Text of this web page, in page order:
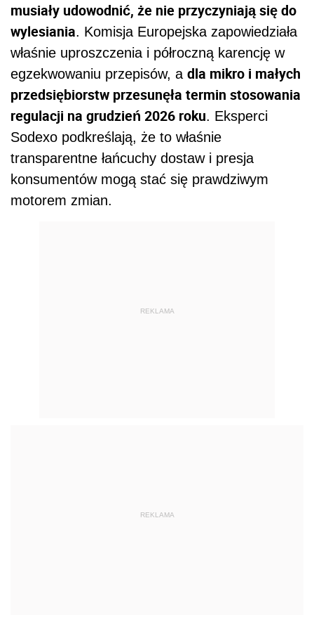
musiały udowodnić, że nie przyczyniają się do
wylesiania. Komisja Europejska zapowiedziała
właśnie uproszczenia i półroczną karencję w
egzekwowaniu przepisów, a dla mikro i małych
przedsiębiorstw przesunęła termin stosowania
regulacji na grudzień 2026 roku. Eksperci
Sodexo podkreślają, że to właśnie
transparentne łańcuchy dostaw i presja
konsumentów mogą stać się prawdziwym
motorem zmian.
REKLAMA
REKLAMA